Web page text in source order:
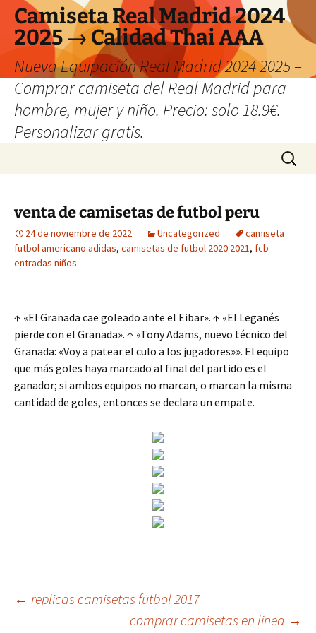
Camiseta Real Madrid 2024
2025 → Calidad Thai AAA
Nueva Equipación Real Madrid 2024 2025 –
Comprar camiseta del Real Madrid para
hombre, mujer y niño. Precio: solo 18.9€.
Personalizar gratis.
Buscar:
venta de camisetas de futbol peru
24 de noviembre de 2022 Uncategorized
camiseta
futbol americano adidas, camisetas de futbol 2020 2021, fcb
entradas niños
↑ «El Granada cae goleado ante el Eibar». ↑ «El Leganés
pierde con el Granada». ↑ «Tony Adams, nuevo técnico del
Granada: «Voy a patear el culo a los jugadores»». El equipo
que más goles haya marcado al final del partido es el
ganador; si ambos equipos no marcan, o marcan la misma
cantidad de goles, entonces se declara un empate.
Navegación
← replicas camisetas futbol 2017
comprar camisetas en linea →